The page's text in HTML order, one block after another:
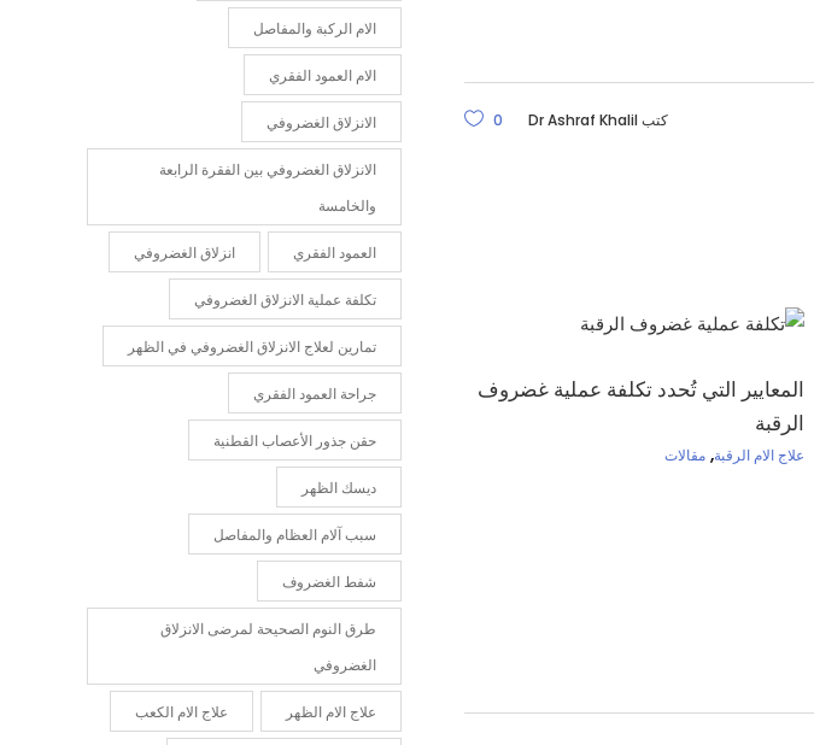
كتب Dr Ashraf Khalil
0
المعايير التي تُحدد تكلفة عملية غضروف
الرقبة
علاج الام الرقبة, مقالات
الام الركبة والمفاصل
الام العمود الفقري
الانزلاق الغضروفي
الانزلاق الغضروفي بين الفقرة الرابعة
والخامسة
العمود الفقري انزلاق الغضروفي
تكلفة عملية الانزلاق الغضروفي
تمارين لعلاج الانزلاق الغضروفي في الظهر
جراحة العمود الفقري
حقن جذور الأعصاب القطنية
ديسك الظهر
سبب آلام العظام والمفاصل
شفط الغضروف
طرق النوم الصحيحة لمرضى الانزلاق
الغضروفي
علاج الام الظهر علاج الام الكعب